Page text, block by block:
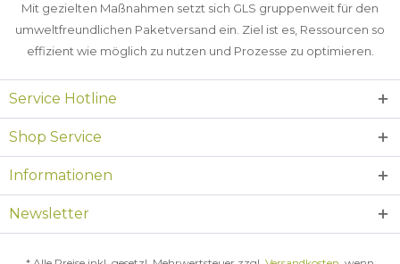
Mit gezielten Maßnahmen setzt sich GLS gruppenweit für den
umweltfreundlichen Paketversand ein. Ziel ist es, Ressourcen so
effizient wie möglich zu nutzen und Prozesse zu optimieren.
Service Hotline
Shop Service
Informationen
Newsletter